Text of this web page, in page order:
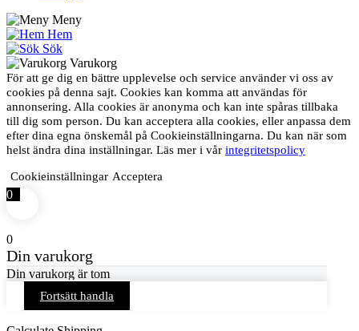
Meny
Hem
Sök
Varukorg
För att ge dig en bättre upplevelse och service använder vi oss av
cookies på denna sajt. Cookies kan komma att användas för
annonsering. Alla cookies är anonyma och kan inte spåras tillbaka
till dig som person. Du kan acceptera alla cookies, eller anpassa dem
efter dina egna önskemål på Cookieinställningarna. Du kan när som
helst ändra dina inställningar. Läs mer i vår integritetspolicy
Cookieinställningar Acceptera
0
0
Din varukorg
Din varukorg är tom
Fortsätt handla